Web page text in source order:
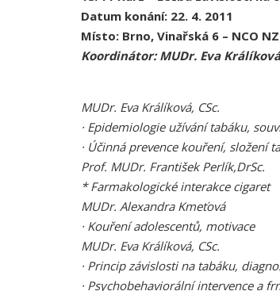
Datum konání: 22. 4. 2011
Místo: Brno, Vinařská 6 – NCO
Koordinátor: MUDr. Eva
MUDr. Eva Králíková, CSc.
· Epidemiologie užívání tabáku,
· Účinná prevence kouření, složení
Prof. MUDr. František Perlík,DrSc.
* Farmakologické interakce cigaret
MUDr. Alexandra Kmeťová
· Kouření adolescentů, motivace
MUDr. Eva Králíková, CSc.
· Princip závislosti na tabáku,
· Psychobehaviorální intervence a